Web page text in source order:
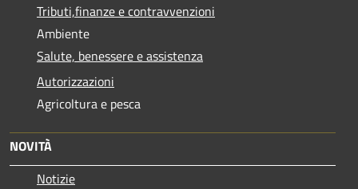
Tributi,finanze e contravvenzioni
Ambiente
Salute, benessere e assistenza
Autorizzazioni
Agricoltura e pesca
NOVITÀ
Notizie